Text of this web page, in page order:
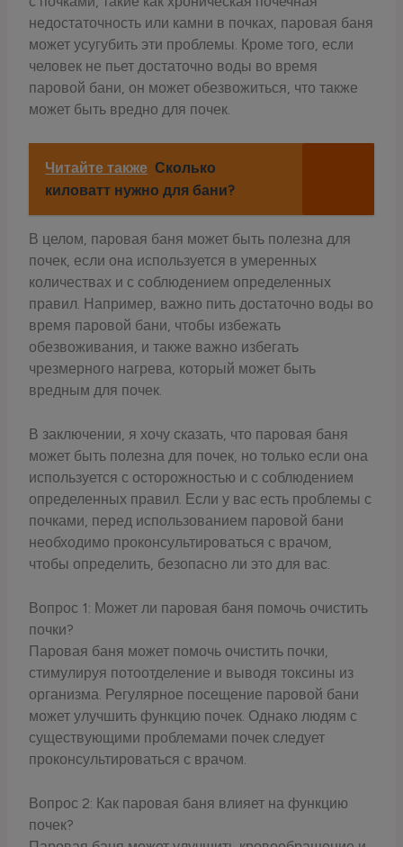
недостаточность или камни в почках, паровая баня
может усугубить эти проблемы. Кроме того, если
человек не пьет достаточно воды во время
паровой бани, он может обезвожиться, что также
может быть вредно для почек.
Читайте также Сколько
киловатт нужно для бани?
В целом, паровая баня может быть полезна для
почек, если она используется в умеренных
количествах и с соблюдением определенных
правил. Например, важно пить достаточно воды во
время паровой бани, чтобы избежать
обезвоживания, и также важно избегать
чрезмерного нагрева, который может быть
вредным для почек.
В заключении, я хочу сказать, что паровая баня
может быть полезна для почек, но только если она
используется с осторожностью и с соблюдением
определенных правил. Если у вас есть проблемы с
почками, перед использованием паровой бани
необходимо проконсультироваться с врачом,
чтобы определить, безопасно ли это для вас.
Вопрос 1: Может ли паровая баня помочь очистить
почки?
Паровая баня может помочь очистить почки,
стимулируя потоотделение и выводя токсины из
организма. Регулярное посещение паровой бани
может улучшить функцию почек. Однако людям с
существующими проблемами почек следует
проконсультироваться с врачом.
Вопрос 2: Как паровая баня влияет на функцию
почек?